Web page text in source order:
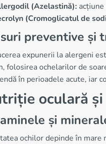
(Azelastină):
(Cromoglicatul de
preventive și
expunerii la alergeni
folosirea ochelarilor de
în perioadele acute, iar
oculară
și
ochilor depinde în